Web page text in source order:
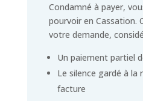
Condamné à payer,
pourvoir en Cassation.
votre demande,
Un paiement partiel
Le silence gardé à la
facture